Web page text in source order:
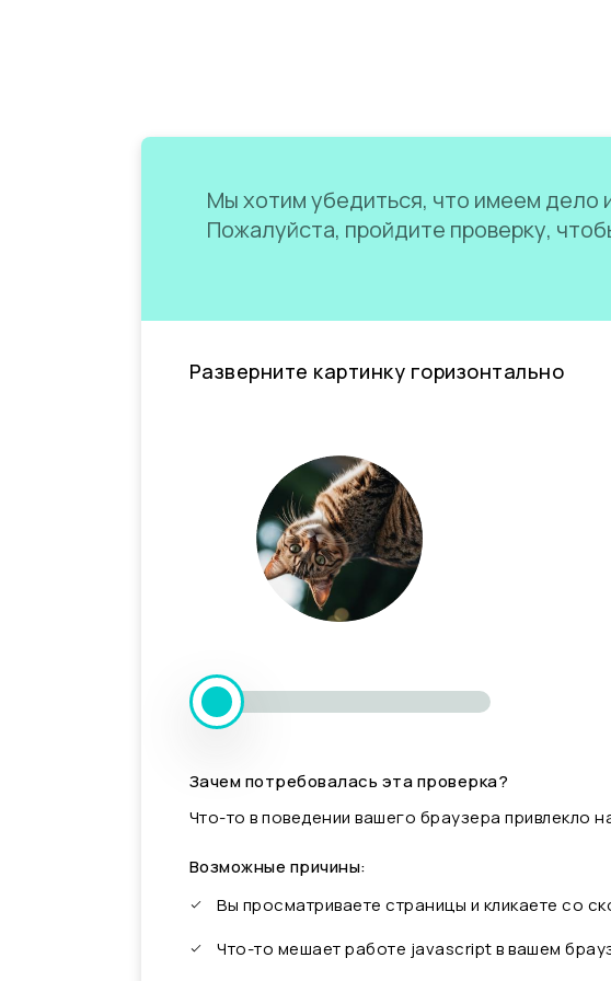
Мы хотим убедиться, что имеем дело
Пожалуйста, пройдите проверку,
Разверните картинку горизонтально
Зачем потребовалась эта проверка?
Что-то в поведении вашего браузера привлекло
Возможные причины:
Вы просматриваете страницы и кликаете со
Что-то мешает работе javascript в вашем